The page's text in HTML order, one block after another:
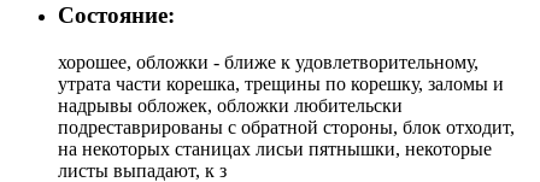
Состояние:
хорошее, обложки - ближе к удовлетворительному,
утрата части корешка, трещины по корешку, заломы и
надрывы обложек, обложки любительски
подреставрированы с обратной стороны, блок отходит,
на некоторых станицах лисьи пятнышки, некоторые
листы выпадают, к з